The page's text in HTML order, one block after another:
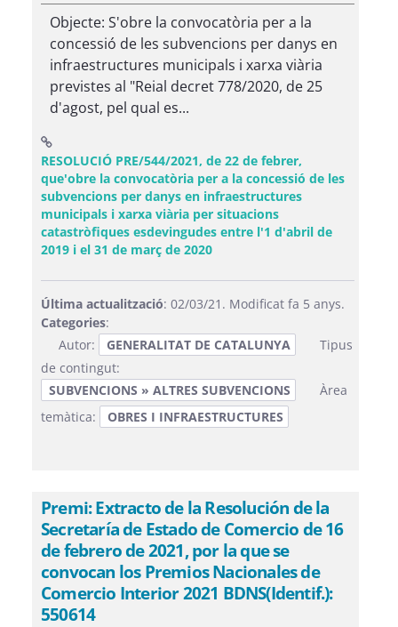
Objecte: S'obre la convocatòria per a la
concessió de les subvencions per danys en
infraestructures municipals i xarxa viària
previstes al "Reial decret 778/2020, de 25
d'agost, pel qual es...
RESOLUCIÓ PRE/544/2021, de 22 de febrer,
que'obre la convocatòria per a la concessió de les
subvencions per danys en infraestructures
municipals i xarxa viària per situacions
catastròfiques esdevingudes entre l'1 d'abril de
2019 i el 31 de març de 2020(Obre una finestra nova)
Última actualització: 02/03/21. Modificat fa 5 anys.
Categories:
Autor:
GENERALITAT DE CATALUNYA
Tipus
de contingut:
SUBVENCIONS » ALTRES SUBVENCIONS
Àrea
temàtica:
OBRES I INFRAESTRUCTURES
Premi: Extracto de la Resolución de la
Secretaría de Estado de Comercio de 16
de febrero de 2021, por la que se
convocan los Premios Nacionales de
Comercio Interior 2021 BDNS(Identif.):
550614